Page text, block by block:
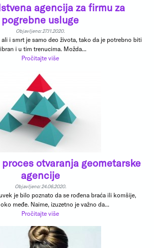
agencija za firmu za
pogrebne usluge
Objavljeno: 27.11.2020.
i smrt je samo deo života, tako da je potrebno biti
i u tim trenucima. Možda...
Pročitajte više
otvaranja geometarske
agencije
Objavljeno: 24.06.2020.
je bilo poznato da se rođena braća ili komšije,
međe. Naime, izuzetno je važno da...
Pročitajte više